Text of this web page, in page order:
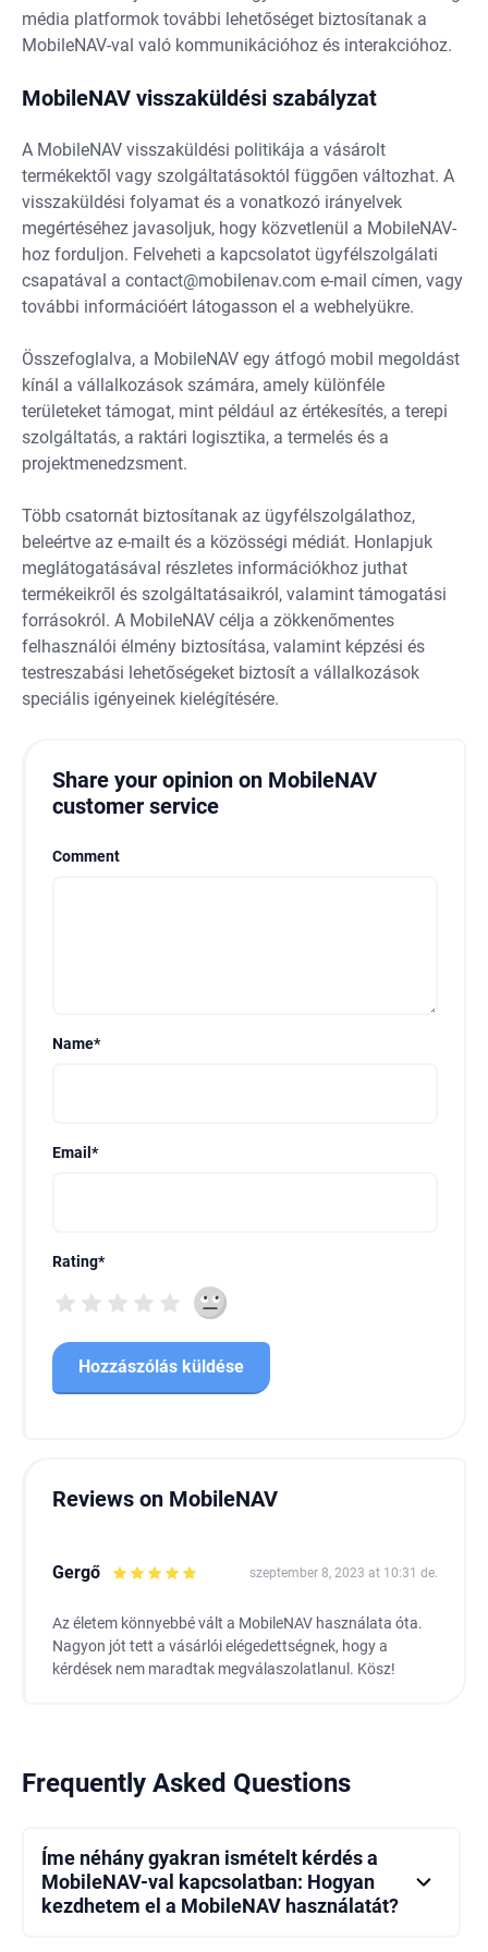
média platformok további lehetőséget biztosítanak a
MobileNAV-val való kommunikációhoz és interakcióhoz.
MobileNAV visszaküldési szabályzat
A MobileNAV visszaküldési politikája a vásárolt
termékektől vagy szolgáltatásoktól függően változhat. A
visszaküldési folyamat és a vonatkozó irányelvek
megértéséhez javasoljuk, hogy közvetlenül a MobileNAV-
hoz forduljon. Felveheti a kapcsolatot ügyfélszolgálati
csapatával a contact@mobilenav.com e-mail címen, vagy
további információért látogasson el a webhelyükre.
Összefoglalva, a MobileNAV egy átfogó mobil megoldást
kínál a vállalkozások számára, amely különféle
területeket támogat, mint például az értékesítés, a terepi
szolgáltatás, a raktári logisztika, a termelés és a
projektmenedzsment.
Több csatornát biztosítanak az ügyfélszolgálathoz,
beleértve az e-mailt és a közösségi médiát. Honlapjuk
meglátogatásával részletes információkhoz juthat
termékeikről és szolgáltatásaikról, valamint támogatási
forrásokról. A MobileNAV célja a zökkenőmentes
felhasználói élmény biztosítása, valamint képzési és
testreszabási lehetőségeket biztosít a vállalkozások
speciális igényeinek kielégítésére.
Share your opinion on MobileNAV
customer service
Comment
Name*
Email *
Rating*
Reviews on MobileNAV
Gergő szeptember 8, 2023 at 10:31 de.
Az életem könnyebbé vált a MobileNAV használata óta.
Nagyon jót tett a vásárlói elégedettségnek, hogy a
kérdések nem maradtak megválaszolatlanul. Kösz!
Frequently Asked Questions
Íme néhány gyakran ismételt kérdés a
MobileNAV-val kapcsolatban: Hogyan
kezdhetem el a MobileNAV használatát?